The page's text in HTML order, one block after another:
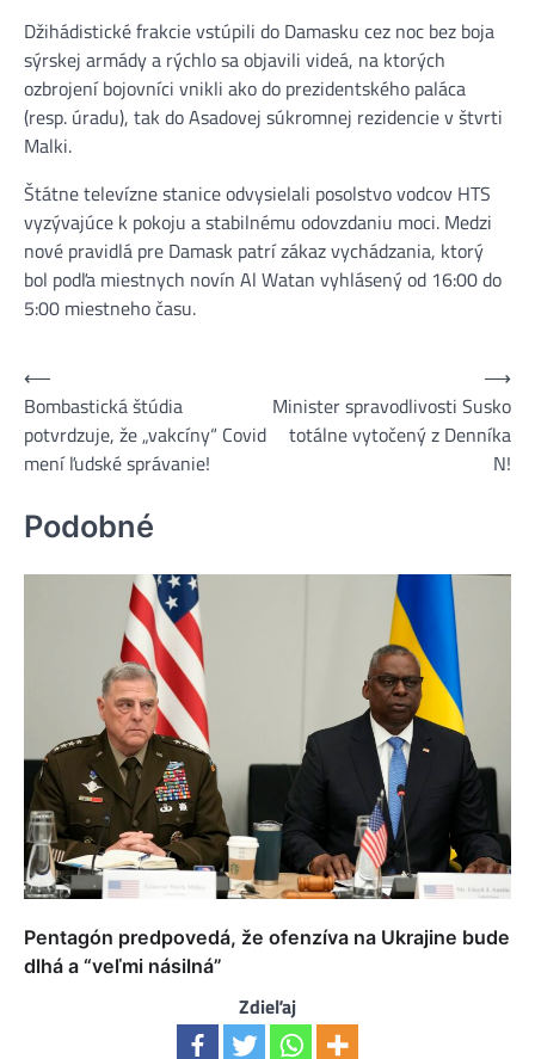
Džihádistické frakcie vstúpili do Damasku cez noc bez boja
sýrskej armády a rýchlo sa objavili videá, na ktorých
ozbrojení bojovníci vnikli ako do prezidentského paláca
(resp. úradu), tak do Asadovej súkromnej rezidencie v štvrti
Malki.
Štátne televízne stanice odvysielali posolstvo vodcov HTS
vyzývajúce k pokoju a stabilnému odovzdaniu moci. Medzi
nové pravidlá pre Damask patrí zákaz vychádzania, ktorý
bol podľa miestnych novín Al Watan vyhlásený od 16:00 do
5:00 miestneho času.
Navigácia
v
článku
⟵
Bombastická štúdia
potvrdzuje, že „vakcíny“ Covid
mení ľudské správanie!
Minister spravodlivosti Susko
totálne vytočený z Denníka
N!
⟶
Podobné
Pentagón predpovedá, že ofenzíva na Ukrajine bude
dlhá a “veľmi násilná”
Zdieľaj